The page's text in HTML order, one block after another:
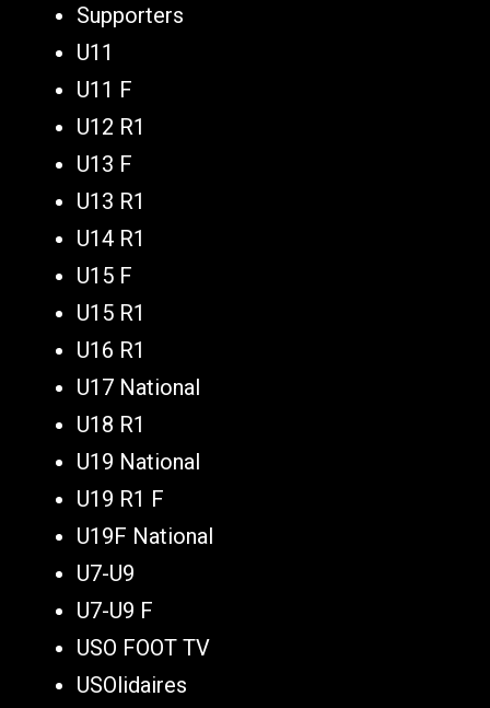
Supporters
U11
U11 F
U12 R1
U13 F
U13 R1
U14 R1
U15 F
U15 R1
U16 R1
U17 National
U18 R1
U19 National
U19 R1 F
U19F National
U7-U9
U7-U9 F
USO FOOT TV
USOlidaires